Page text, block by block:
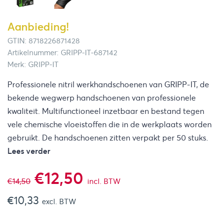
Aanbieding!
GTIN: 8718226871428
Artikelnummer: GRIPP-IT-687142
Merk: GRIPP-IT
Professionele nitril werkhandschoenen van GRIPP-IT, de
bekende wegwerp handschoenen van professionele
kwaliteit. Multifunctioneel inzetbaar en bestand tegen
vele chemische vloeistoffen die in de werkplaats worden
gebruikt. De handschoenen zitten verpakt per 50 stuks.
Lees verder
€14,50 Oorspronkelijke
prijs
€12,50 Huidige
incl. BTW
€10,33 excl. BTW